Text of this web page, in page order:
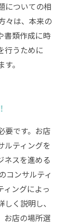
についての相
々は、本来の
書類作成に時
行うために
。
要です。お店
ルティングを
ネスを進める
コンサルティ
ィングによっ
く説明し、
お店の場所選